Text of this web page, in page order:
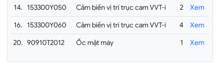
14.
153300Y050 Cảm biến vị trí trục cam VVT-i 2
Xem
16.
153300Y060 Cảm biến vị trí trục cam VVT-i 4
Xem
20. 90910T2012 Ốc mặt máy 1 Xem